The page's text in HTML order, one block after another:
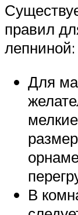
правил
лепниной:
Для
В